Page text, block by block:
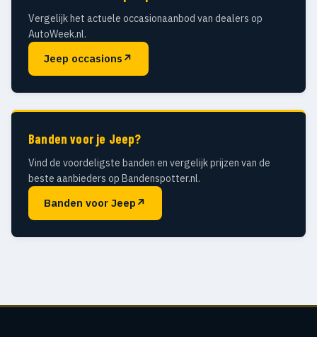
Vergelijk het actuele occasionaanbod van dealers op
AutoWeek.nl.
Jeep occasions ↗
Banden voor je Jeep?
Vind de voordeligste banden en vergelijk prijzen van de
beste aanbieders op Bandenspotter.nl.
Banden voor Jeep ↗